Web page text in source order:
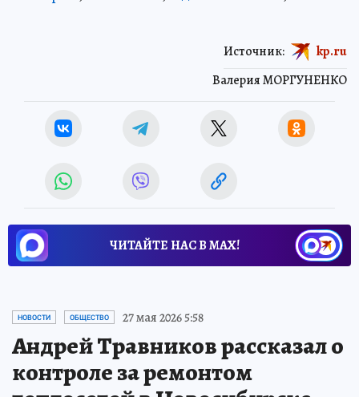
Валерия МОРГУНЕНКО
Источник: kp.ru
ЧИТАЙТЕ НАС В МАХ!
НОВОСТИ ОБЩЕСТВО 27 мая 2026 5:58
Андрей Травников рассказал о
контроле за ремонтом